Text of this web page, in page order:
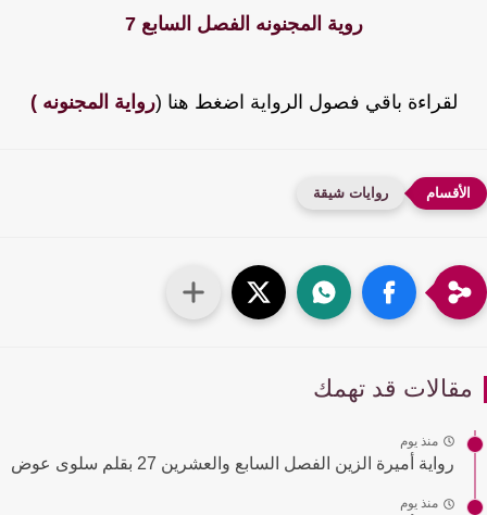
روية المجنونه الفصل السابع 7
لقراءة باقي فصول الرواية اضغط هنا (رواية المجنونه )
روايات شيقة
قد تهمك
منذ يوم
رواية أميرة الزين الفصل السابع والعشرين 27 بقلم سلوى عوض
منذ يوم